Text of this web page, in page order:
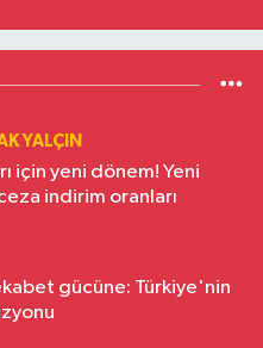
YALÇIN
için yeni dönem! Yeni
indirim oranları
gücüne: Türkiye'nin